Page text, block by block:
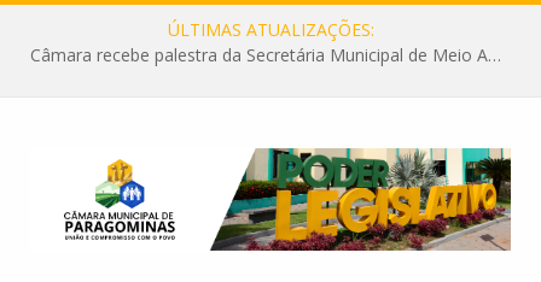
ÚLTIMAS ATUALIZAÇÕES:
Câmara recebe palestra da Secretária Municipal de Meio Ambiente sobre as ações da “SEMANA DO MEIO AMBIENTE”